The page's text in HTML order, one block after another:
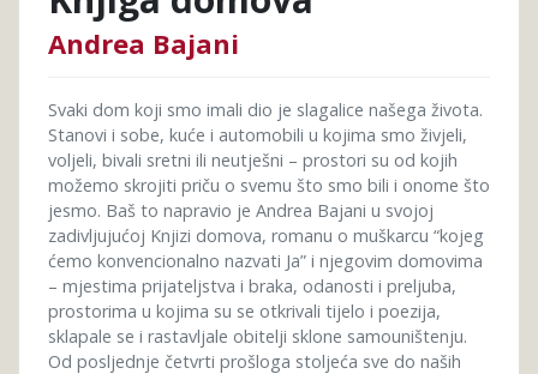
Andrea Bajani
Svaki dom koji smo imali dio je slagalice našega života.
Stanovi i sobe, kuće i automobili u kojima smo živjeli,
voljeli, bivali sretni ili neutješni – prostori su od kojih
možemo skrojiti priču o svemu što smo bili i onome što
jesmo. Baš to napravio je Andrea Bajani u svojoj
zadivljujućoj Knjizi domova, romanu o muškarcu “kojeg
ćemo konvencionalno nazvati Ja” i njegovim domovima
– mjestima prijateljstva i braka, odanosti i preljuba,
prostorima u kojima su se otkrivali tijelo i poezija,
sklapale se i rastavljale obitelji sklone samouništenju.
Od posljednje četvrti prošloga stoljeća sve do naših